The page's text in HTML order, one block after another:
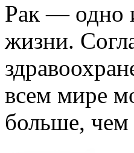
Рак — одно
жизни.
всем мире
больше, чем